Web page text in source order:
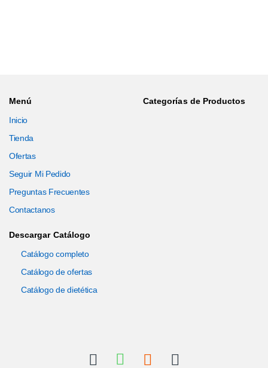
Menú
Inicio
Tienda
Ofertas
Seguir Mi Pedido
Preguntas Frecuentes
Contactanos
Categorías de Productos
Descargar Catálogo
Catálogo completo
Catálogo de ofertas
Catálogo de dietética